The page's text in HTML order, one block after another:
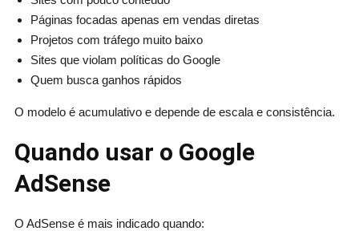
Páginas focadas apenas em vendas diretas
Projetos com tráfego muito baixo
Sites que violam políticas do Google
Quem busca ganhos rápidos
O modelo é acumulativo e depende de escala e consistência.
Quando usar o Google
AdSense
O AdSense é mais indicado quando: